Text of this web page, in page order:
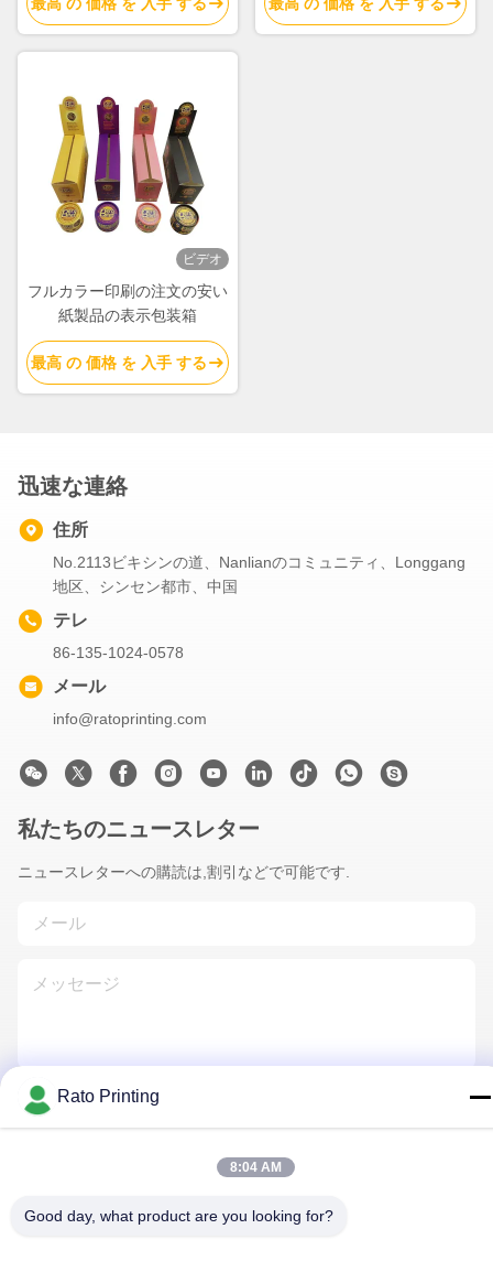
最高 の 価格 を 入手 する
最高 の 価格 を 入手 する
ビデオ
フルカラー印刷の注文の安い
紙製品の表示包装箱
最高 の 価格 を 入手 する
迅速な連絡
住所
No.2113ビキシンの道、Nanlianのコミュニティ、Longgang
地区、シンセン都市、中国
テレ
86-135-1024-0578
メール
info@ratoprinting.com
私たちのニュースレター
ニュースレターへの購読は,割引などで可能です.
連絡 ください
クス サプライヤー。 Copyright© 2019-2026 Rato Printing Ltd . 無
Rato Printing
8:04 AM
Good day, what product are you looking for?